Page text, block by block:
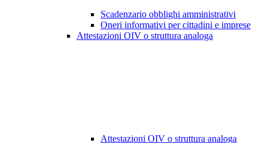
Scadenzario obblighi amministrativi
Oneri informativi per cittadini e imprese
Attestazioni OIV o struttura analoga
Attestazioni OIV o struttura analoga